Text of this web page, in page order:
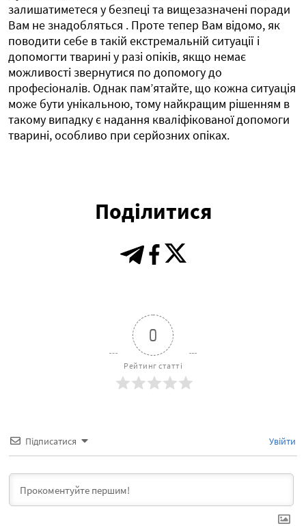
залишатиметеся у безпеці та вищезазначені поради
Вам не знадобляться . Проте тепер Вам відомо, як
поводити себе в такій екстремальній ситуації і
допомогти тварині у разі опіків, якщо немає
можливості звернутися по допомогу до
професіоналів. Однак пам’ятайте, що кожна ситуація
може бути унікальною, тому найкращим рішенням в
такому випадку є надання кваліфікованої допомоги
тварині, особливо при серйозних опіках.
Поділитися
0
Рейтинг статті
Підписатися Увійти